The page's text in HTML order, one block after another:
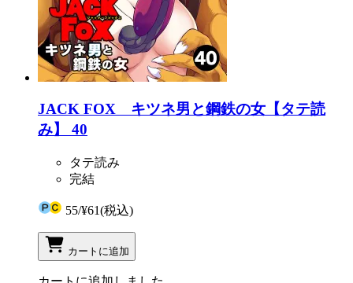
JACK FOX キツネ男と鋼鉄の女【タテ読
み】 40
タテ読み
完結
55/¥61(税込)
カートに追加